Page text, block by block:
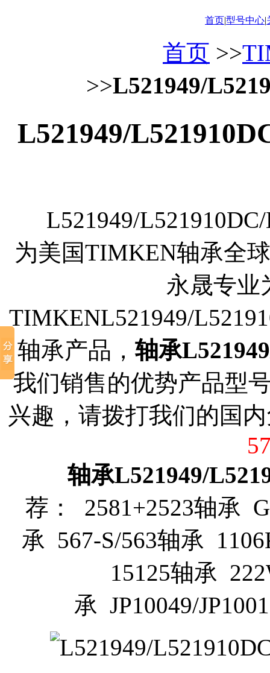
首页|型号中心|
首页 >>
>>L521949/
L521949/
L521949/
为美国TIMKEN轴承全
永晟专业
TIMKENL521949/
轴承产品， 轴承
我们销售的优势产品型
兴趣，请拨打我们的国
轴承L521949/
荐： 2581+2523轴承
承 567-S/563轴承
15125轴承
承 JP10049/
内